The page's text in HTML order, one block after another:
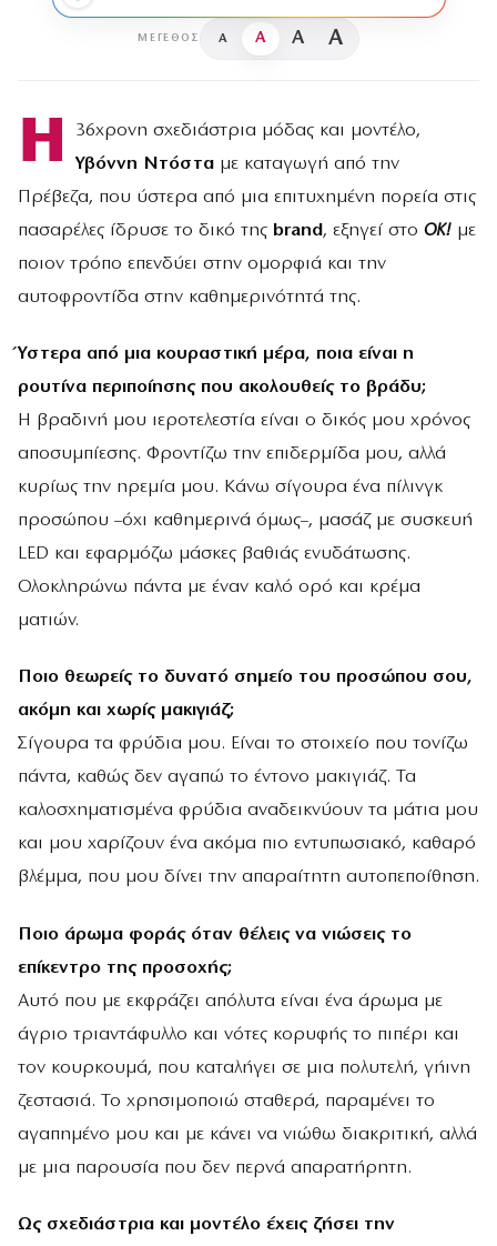
ΜΈΓΕΘΟΣ A A A A
Η
36χρονη σχεδιάστρια μόδας και μοντέλο,
Υβόννη Ντόσταμε καταγωγή από την
Πρέβεζα, που ύστερα από μια επιτυχημένη πορεία στις
πασαρέλες ίδρυσε το δικό της brand , εξηγεί στο OK! με
ποιον τρόπο επενδύει στην ομορφιά και την
αυτοφροντίδα στην καθημερινότητά της.
Ύστερα από μια κουραστική μέρα, ποια είναι η
ρουτίνα περιποίησης που ακολουθείς το βράδυ;
Η βραδινή μου ιεροτελεστία είναι ο δικός μου χρόνος
αποσυμπίεσης. Φροντίζω την επιδερμίδα μου, αλλά
κυρίως την ηρεμία μου. Κάνω σίγουρα ένα πίλινγκ
προσώπου –όχι καθημερινά όμως–, μασάζ με συσκευή
LED και εφαρμόζω μάσκες βαθιάς ενυδάτωσης.
Ολοκληρώνω πάντα με έναν καλό ορό και κρέμα
ματιών.
Ποιο θεωρείς το δυνατό σημείο του προσώπου σου,
ακόμη και χωρίς μακιγιάζ;
Σίγουρα τα φρύδια μου. Είναι το στοιχείο που τονίζω
πάντα, καθώς δεν αγαπώ το έντονο μακιγιάζ. Τα
καλοσχηματισμένα φρύδια αναδεικνύουν τα μάτια μου
και μου χαρίζουν ένα ακόμα πιο εντυπωσιακό, καθαρό
βλέμμα, που μου δίνει την απαραίτητη αυτοπεποίθηση.
Ποιο άρωμα φοράς όταν θέλεις να νιώσεις το
επίκεντρο της προσοχής;
Αυτό που με εκφράζει απόλυτα είναι ένα άρωμα με
άγριο τριαντάφυλλο και νότες κορυφής το πιπέρι και
τον κουρκουμά, που καταλήγει σε μια πολυτελή, γήινη
ζεστασιά. Το χρησιμοποιώ σταθερά, παραμένει το
αγαπημένο μου και με κάνει να νιώθω διακριτική, αλλά
με μια παρουσία που δεν περνά απαρατήρητη.
Ως σχεδιάστρια και μοντέλο έχεις ζήσει την